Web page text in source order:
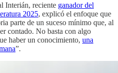
Interián, reciente ganador del
2025, explicó el enfoque que
parte de un suceso mínimo que, al
contado. No basta con algo
haber un conocimiento, una
”.